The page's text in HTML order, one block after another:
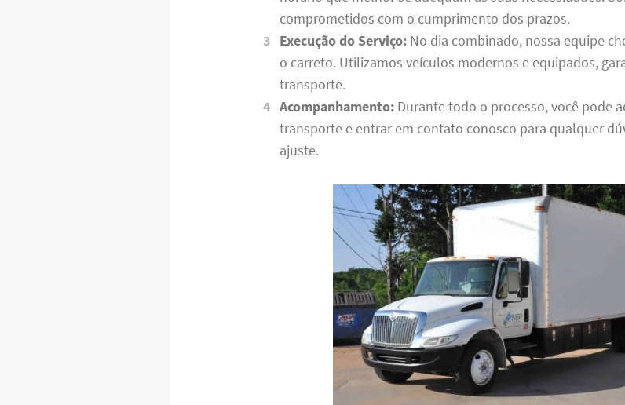
comprometidos com o cumprimento dos prazos.
Execução do Serviço:No dia combinado, nossa equipe
o carreto. Utilizamos veículos modernos e equipados,
transporte.
Acompanhamento:Durante todo o processo, você pode
transporte e entrar em contato conosco para qualquer
ajuste.